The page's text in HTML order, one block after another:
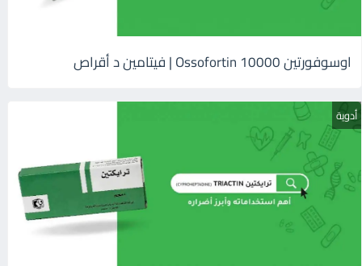
اوسوفورتين 10000 Ossofortin | فيتامين د أقراص
أدوية